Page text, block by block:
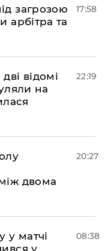
загрозою
арбітра та
17:58
відомі
на
22:19
двома
20:27
у матчі
у
08:38